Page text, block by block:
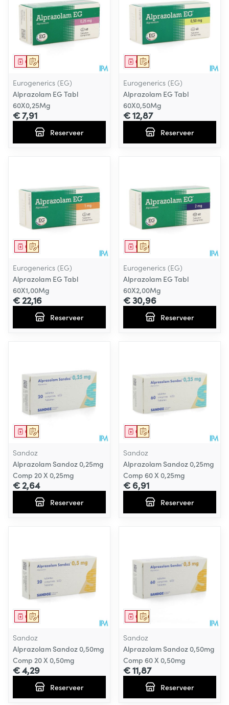
Op voorschrift
Geneesmiddel
Eurogenerics (EG)
Alprazolam EG Tabl
60X0,25Mg
€ 7,91
Reserveer
Op voorschrift
Geneesmiddel
Eurogenerics (EG)
Alprazolam EG Tabl
60X0,50Mg
€ 12,87
Reserveer
Op voorschrift
Geneesmiddel
Eurogenerics (EG)
Alprazolam EG Tabl
60X1,00Mg
€ 22,16
Reserveer
Op voorschrift
Geneesmiddel
Eurogenerics (EG)
Alprazolam EG Tabl
60X2,00Mg
€ 30,96
Reserveer
Op voorschrift
Geneesmiddel
Sandoz
Alprazolam Sandoz 0,25mg
Comp 20 X 0,25mg
€ 2,64
Reserveer
Op voorschrift
Geneesmiddel
Sandoz
Alprazolam Sandoz 0,25mg
Comp 60 X 0,25mg
€ 6,91
Reserveer
Op voorschrift
Geneesmiddel
Sandoz
Alprazolam Sandoz 0,50mg
Comp 20 X 0,50mg
€ 4,29
Reserveer
Op voorschrift
Geneesmiddel
Sandoz
Alprazolam Sandoz 0,50mg
Comp 60 X 0,50mg
€ 11,87
Reserveer